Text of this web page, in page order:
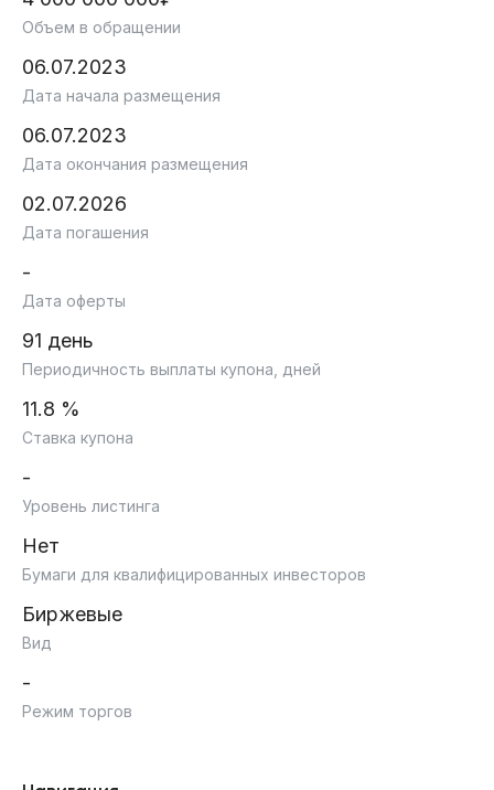
Объем в обращении
06.07.2023
Дата начала размещения
06.07.2023
Дата окончания размещения
02.07.2026
Дата погашения
-
Дата оферты
91 день
Периодичность выплаты купона, дней
11.8 %
Ставка купона
-
Уровень листинга
Нет
Бумаги для квалифицированных инвесторов
Биржевые
Вид
-
Режим торгов